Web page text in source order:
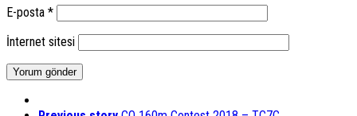
E-posta *
İnternet sitesi